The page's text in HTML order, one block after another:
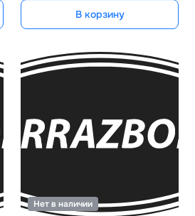
В корзину
Нет в наличии